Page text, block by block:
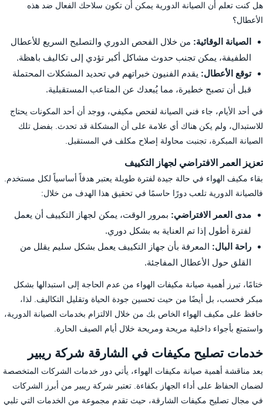
هل كنت تعلم أن الصيانة الدورية يمكن أن تكون سلاحك الفعال ضد هذه
الأعطال؟
الصيانة الوقائية: من خلال الفحص الدوري والتصليح السريع للأعطال
الطفيفة، يمكن تجنب حدوث مشاكل أكبر تؤدي إلى تكاليف باهظة.
توقع الأعطال: يقدم الفنيون خبراتهم في تحديد المشكلات المحتملة
قبل أن تصبح خطيرة، مما يُبعدك عن المتاعب المستقبلية.
في أحد الأيام، جاء فني الصيانة لفحص مكيفي، ووجد أن أحد المكونات يحتاج
للاستبدال، ولم يكن هناك أي علامة على أن المشكلة قد تحدث. بفضل تلك
الصيانة المبكرة، تجنبت محاولة إصلاح مكلف في المستقبل.
تعزيز العمر الافتراضي لجهاز التكييف
بقاء مكيف الهواء في حالة جيدة لفترة طويلة يعتبر هدفاً أساسياً لكل مستخدم.
فالصيانة الدورية تلعب دورًا حاسمًا في تحقيق هذا الهدف من خلال:
مدى العمر الافتراضي: بمرور الوقت، يمكن لجهاز التكييف أن يعمل
لفترة أطول إذا تم العناية به بشكل دوري.
راحة البال: المعرفة بأن جهاز التكييف يعمل بشكل سليم يقلل من
القلق حول الأعطال المفاجئة.
ختامًا، تبرز أهمية صيانة مكيفات الهواء من عدم الحاجة إلى استبدالها بشكل
مبكر فحسب، بل أيضًا من حيث تحسين جودة الحياة وتقليل التكاليف. لذا،
حافظ على مكيف الهواء الخاص بك من خلال الالتزام بخدمات الصيانة الدورية،
واستمتع بأجواء داخلية مريحة ومريحة خلال أيام الصيف الحارة.
خدمات تصليح مكيفات في الشارقة شركة ريبير
بعد مناقشة أهمية صيانة مكيفات الهواء، يأتي دور خدمات الشركات المتخصصة
لضمان الحفاظ على أداء الجهاز بكفاءة. تعتبر شركة ريبير من أبرز الشركات
في مجال تصليح مكيفات الشارقة، حيث تقدم مجموعة من الخدمات التي تلبي